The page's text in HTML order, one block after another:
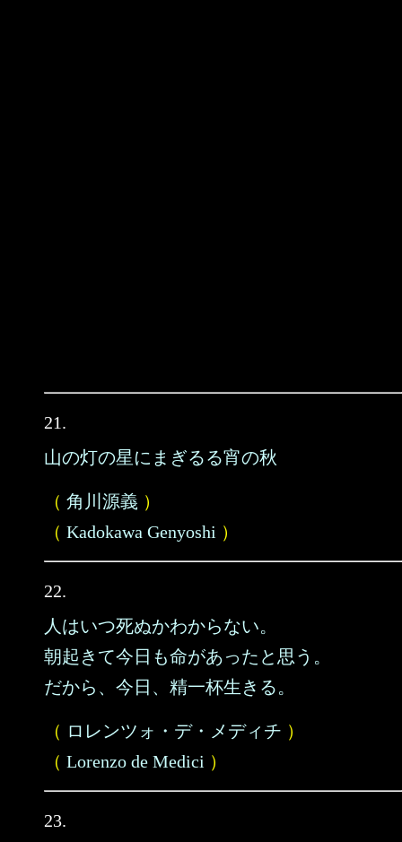
21.
山の灯の星にまぎるる宵の秋
（ 角川源義 ）
（ Kadokawa Genyoshi ）
22.
人はいつ死ぬかわからない。
朝起きて今日も命があったと思う。
だから、今日、精一杯生きる。
（ ロレンツォ・デ・メディチ ）
（ Lorenzo de Medici ）
23.